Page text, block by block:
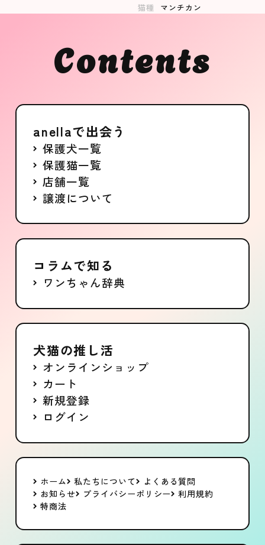
猫種
マンチカン
募集中
Contents
anellaで出会う
保護犬一覧
保護猫一覧
店舗一覧
譲渡について
コラムで知る
ワンちゃん辞典
犬猫の推し活
オンラインショップ
カート
新規登録
ログイン
ホーム 私たちについて
よくある質問
お知らせ
プライバシーポリシー 利用規約
特商法